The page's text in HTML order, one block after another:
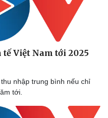
Việt Nam tới 2025
nhập trung bình nếu chỉ
tới.